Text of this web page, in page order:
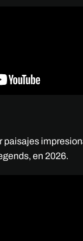
paisajes
en 2026.